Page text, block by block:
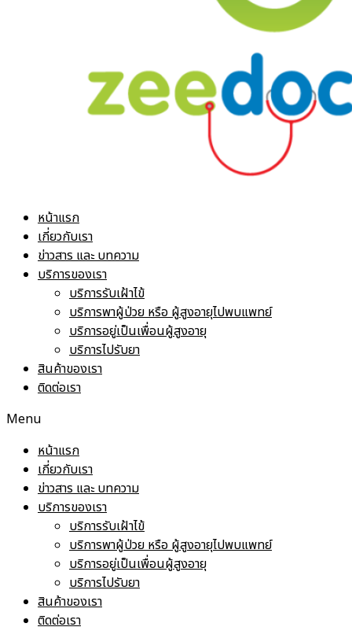
หน้าแรก
เกี่ยวกับเรา
ข่าวสาร และ บทความ
บริการของเรา
บริการรับเฝ้าไข้
บริการพาผู้ป่วย หรือ ผู้สูงอายุไปพบแพทย์
บริการอยู่เป็นเพื่อนผู้สูงอายุ
บริการไปรับยา
สินค้าของเรา
ติดต่อเรา
Menu
หน้าแรก
เกี่ยวกับเรา
ข่าวสาร และ บทความ
บริการของเรา
บริการรับเฝ้าไข้
บริการพาผู้ป่วย หรือ ผู้สูงอายุไปพบแพทย์
บริการอยู่เป็นเพื่อนผู้สูงอายุ
บริการไปรับยา
สินค้าของเรา
ติดต่อเรา